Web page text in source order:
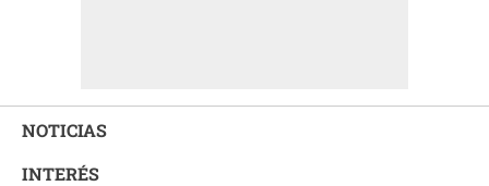
NOTICIAS
INTERÉS